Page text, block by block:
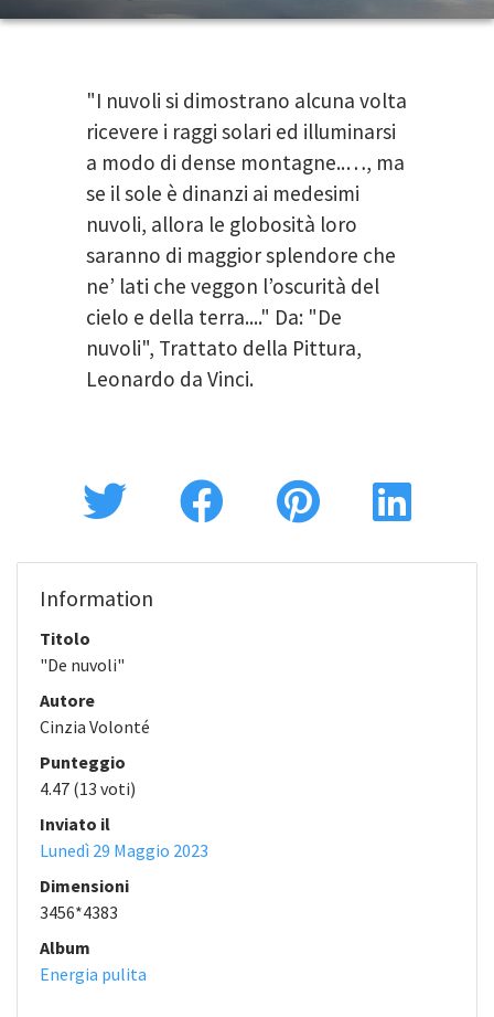
"I nuvoli si dimostrano alcuna volta
ricevere i raggi solari ed illuminarsi
a modo di dense montagne..…, ma
se il sole è dinanzi ai medesimi
nuvoli, allora le globosità loro
saranno di maggior splendore che
ne’ lati che veggon l’oscurità del
cielo e della terra...." Da: "De
nuvoli", Trattato della Pittura,
Leonardo da Vinci.
Information
Titolo
"De nuvoli"
Autore
Cinzia Volonté
Punteggio
4.47 (13 voti)
Inviato il
Lunedì 29 Maggio 2023
Dimensioni
3456*4383
Album
Energia pulita